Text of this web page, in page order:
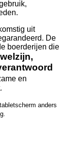
uit
De
boerderijen die
en
anders